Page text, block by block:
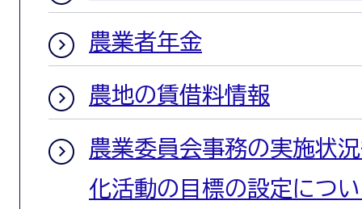
農業者年金
農地の賃借料情報
農業委員会事務の実施状
化活動の目標の設定につ